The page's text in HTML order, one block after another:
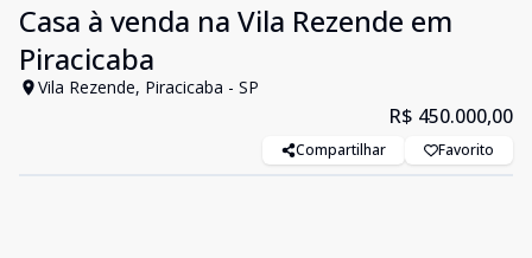
Casa à venda na Vila Rezende em
Piracicaba
Vila Rezende, Piracicaba - SP
R$ 450.000,00
Compartilhar Favorito